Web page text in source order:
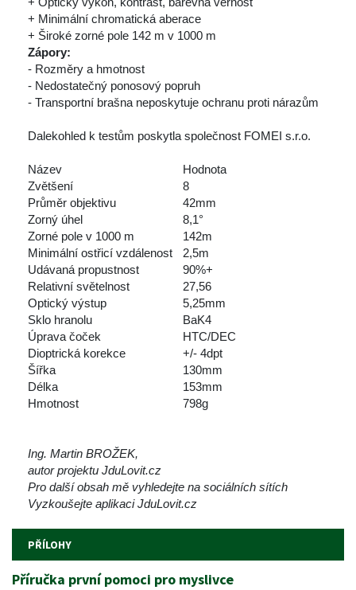
+ Minimální chromatická aberace
+ Široké zorné pole 142 m v 1000 m
Zápory:
- Rozměry a hmotnost
- Nedostatečný ponosový popruh
- Transportní brašna neposkytuje ochranu proti nárazům
Dalekohled k testům poskytla společnost FOMEI s.r.o.
Název
Hodnota
Zvětšení
8
Průměr objektivu
42mm
Zorný úhel
8,1°
Zorné pole v 1000 m
142m
Minimální ostřicí vzdálenost
2,5m
Udávaná propustnost
90%+
Relativní světelnost
27,56
Optický výstup
5,25mm
Sklo hranolu
BaK4
Úprava čoček
HTC/DEC
Dioptrická korekce
+/- 4dpt
Šířka
130mm
Délka
153mm
Hmotnost
798g
Ing. Martin BROŽEK,
autor projektu JduLovit.cz
Pro další obsah mě vyhledejte na sociálních sítích
Vyzkoušejte aplikaci JduLovit.cz
PŘÍLOHY
Příručka první pomoci pro myslivce